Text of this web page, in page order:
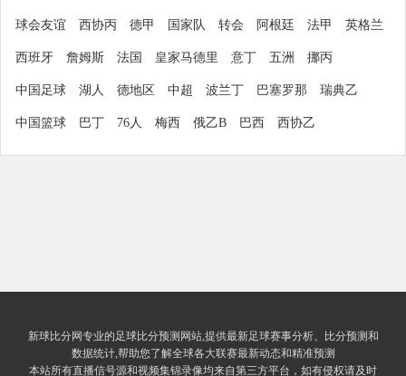
球会友谊 西协丙 德甲 国家队 转会 阿根廷 法甲 英格兰
西班牙 詹姆斯 法国 皇家马德里 意丁 五洲 挪丙
中国足球 湖人 德地区 中超 波兰丁 巴塞罗那 瑞典乙
中国篮球 巴丁 76人 梅西 俄乙B 巴西 西协乙
新球比分网专业的足球比分预测网站,提供最新足球赛事分析、比分预测和
数据统计,帮助您了解全球各大联赛最新动态和精准预测
本站所有直播信号源和视频集锦录像均来自第三方平台，如有侵权请及时